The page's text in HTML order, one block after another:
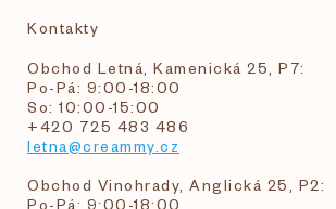
Kontakty
Obchod Letná, Kamenická 25, P7:
Po-Pá: 9:00-18:00
So: 10:00-15:00
+420 725 483 486
letna@creammy.cz
Obchod Vinohrady, Anglická 25, P2:
Po-Pá: 9:00-18:00